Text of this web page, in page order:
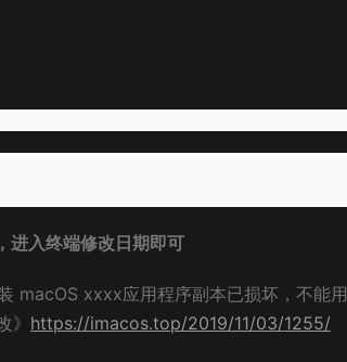
进入终端修改日期即可
macOS xxxx应用程序副本已损坏，不能用
https://imacos.top/2019/11/03/1255/